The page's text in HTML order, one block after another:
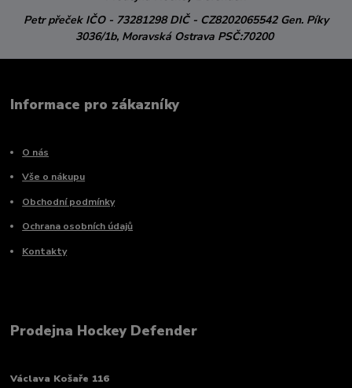
Petr přeček IČO - 73281298DIČ - CZ8202065542 Gen. Píky
3036/1b, Moravská Ostrava PSČ:70200
Informace pro zákazníky
O nás
Vše o nákupu
Obchodní podmínky
Ochrana osobních údajů
Kontakty
Prodejna Hockey Defender
Václava Košaře 116